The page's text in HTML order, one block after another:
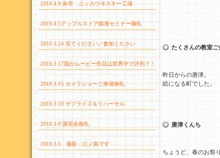
たくさんの教室
昨日からの唐津。
絵になる町でした。
唐津くんち
ちょうど、春のお祭
2010.4.9 余市 ニッカウヰスキー工場
2010.4.5アップルストア銀座セミナー御礼
2010.3.24 見てください／参加ください
2010.3.17我がムービー作品は世界中で評判？！
2010.3.15 カメラショーご来場御礼
2010.3.10 サプライズ＆リハーサル
2010.3.9 講習会御礼
2010.3.5 撮影：江ノ島です